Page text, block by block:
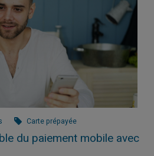
Carte prépayée
du paiement mobile avec